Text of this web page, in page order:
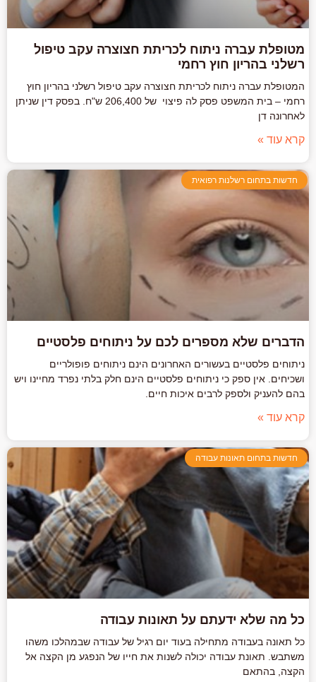
מטופלת עברה ניתוח לכריתת חצוצרה עקב טיפול
רשלני בהריון חוץ רחמי
המטופלת עברה ניתוח לכריתת חצוצרה עקב טיפול רשלני בהריון חוץ
רחמי – בית המשפט פסק לה פיצוי של 206,400 ש"ח. בפסק דין שניתן
לאחרונה דן
קרא עוד »
חדשות בתחום רשלנות רפואית
הדברים שלא מספרים לכם על ניתוחים פלסטיים
ניתוחים פלסטיים בעשורים האחרונים הינם ניתוחים פופולריים
ושכיחים. אין ספק כי ניתוחים פלסטיים הינם חלק בלתי נפרד מחיינו ויש
בהם להעניק ולספק לרבים איכות חיים.
קרא עוד »
חדשות בתחום תאונות עבודה
כל מה שלא ידעתם על תאונות עבודה
כל תאונה בעבודה מתחילה בעוד יום רגיל של עבודה שבמהלכו משהו
משתבש. תאונת עבודה יכולה לשנות את חייו של הנפגע מן הקצה אל
הקצה, בהתאם